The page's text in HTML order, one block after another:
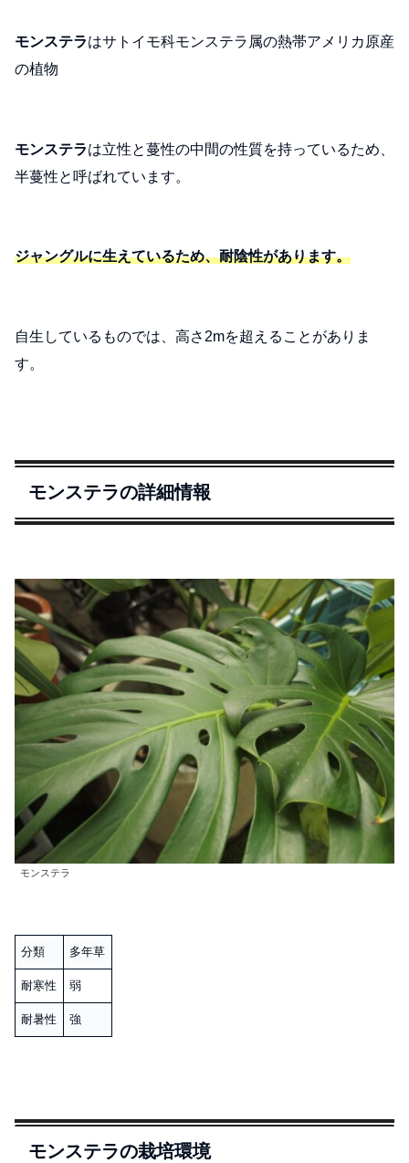
モンステラはサトイモ科モンステラ属の熱帯アメリカ原産
の植物
モンステラは立性と蔓性の中間の性質を持っているため、
半蔓性と呼ばれています。
ジャングルに生えているため、耐陰性があります。
自生しているものでは、高さ2mを超えることがありま
す。
モンステラの詳細情報
モンステラ
分類 多年草
耐寒性 弱
耐暑性 強
モンステラの栽培環境